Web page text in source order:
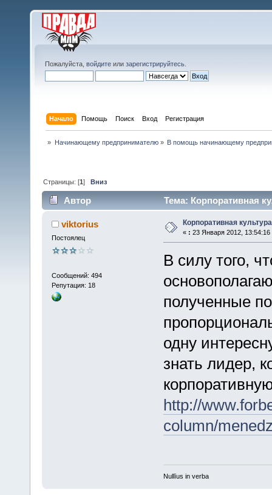
Пожалуйста, войдите или зарегистрируйтесь
Начало Помощь Поиск Вход Регистрация
» Начинающему предпринимателю» В помощь начинающему
Страницы: [1]Вниз
Автор Тема: Корпоративная
viktorius
Постоялец
Сообщений: 494
Репутация: 18
Корпоративная
« : 23 Января 2012, 13:54:16
В силу того,
полученные
одну
знать лидер,
http://
column/
Nullīus in verba